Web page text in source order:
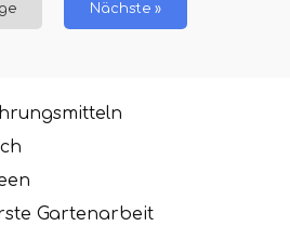
Nächste »
Gartenarbeit